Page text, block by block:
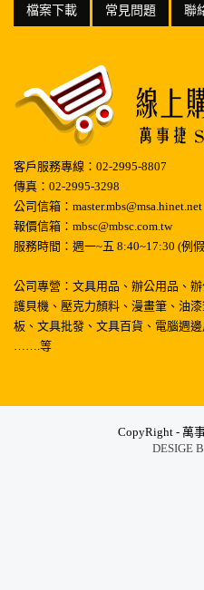
檔案下載 常見問題 聯
客戶服務專線：02-2995-8807
傳真：02-2995-3298
公司信箱：master.mbs@msa.hinet.net
報價信箱：mbsc@mbsc.com.tw
服務時間：週一~五 8:40~17:30 (例
公司專營：文具用品、辦公用品、
護貝機、壓克力顏料、漫畫筆、油
板、文具批發、文具百貨、電腦週
…….等
CopyRight - 萬
DESIGE